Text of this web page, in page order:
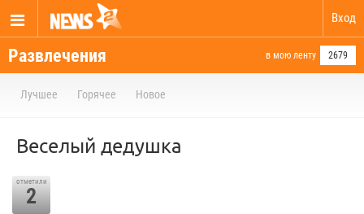
Вход
Развлечения в мою ленту 2679
Лучшее Горячее Новое
Веселый дедушка
отметили
2